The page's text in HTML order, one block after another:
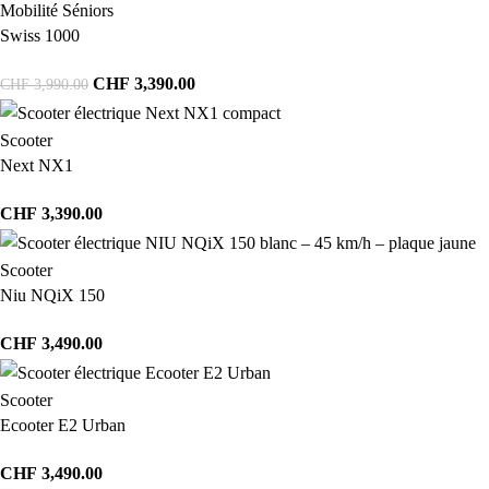
Mobilité Séniors
Swiss 1000
CHF3,990.00 CHF 3,390.00
Scooter
Next NX1
CHF 3,390.00
Scooter
Niu NQiX 150
CHF 3,490.00
Scooter
Ecooter E2 Urban
CHF 3,490.00